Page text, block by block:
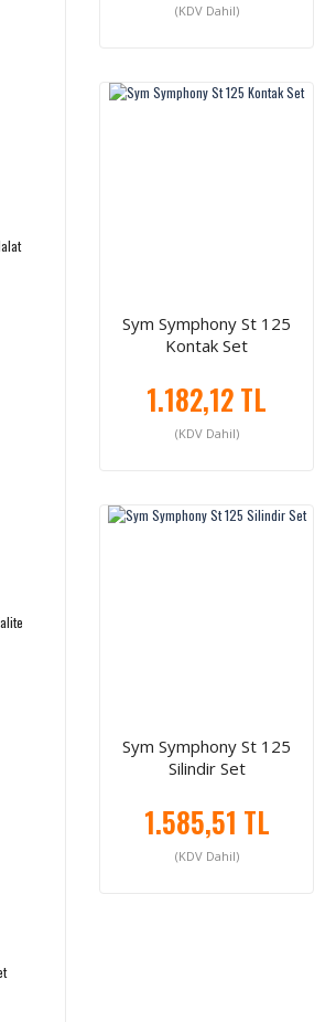
(KDV Dahil)
Sym Symphony St 125
Kontak Set
1.182,12 TL
(KDV Dahil)
Sym Symphony St 125
Silindir Set
1.585,51 TL
(KDV Dahil)